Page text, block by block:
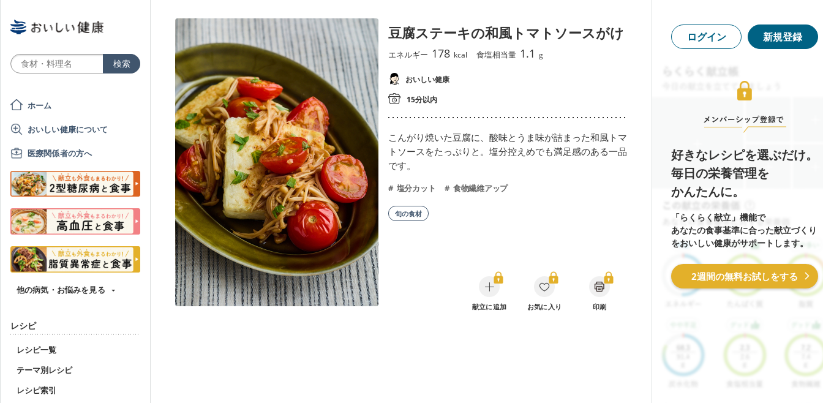
ホーム
おいしい健康について
医療関係者の方へ
他の病気・お悩みを見る
レシピ
レシピ一覧
テーマ別レシピ
レシピ索引
豆腐ステーキの和風トマトソースがけ
エネルギー 178 kcal 食塩相当量 1.1 g
おいしい健康
15分以内
こんがり焼いた豆腐に、酸味とうま味が詰まった和風トマ
トソースをたっぷりと。塩分控えめでも満足感のある一品
です。
塩分カット 食物繊維アップ
旬の食材
献立に追加 お気に入り 印刷
ログイン 新規登録
好きなレシピを選ぶだけ。
毎日の栄養管理を
かんたんに。
「らくらく献立」機能で
あなたの食事基準に合った献立づくり
をおいしい健康がサポートします。
2週間の無料お試しをする